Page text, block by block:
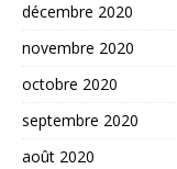
décembre 2020
novembre 2020
octobre 2020
septembre 2020
août 2020